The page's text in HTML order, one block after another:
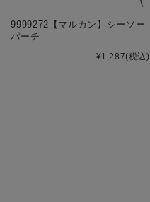
9999272【マルカン】シーソー
パーチ
¥1,287(税込)